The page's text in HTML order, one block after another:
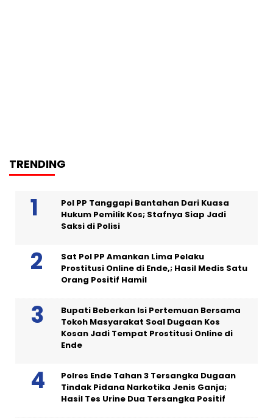
TRENDING
Pol PP Tanggapi Bantahan Dari Kuasa
Hukum Pemilik Kos; Stafnya Siap Jadi
Saksi di Polisi
Sat Pol PP Amankan Lima Pelaku
Prostitusi Online di Ende,; Hasil Medis Satu
Orang Positif Hamil
Bupati Beberkan Isi Pertemuan Bersama
Tokoh Masyarakat Soal Dugaan Kos
Kosan Jadi Tempat Prostitusi Online di
Ende
Polres Ende Tahan 3 Tersangka Dugaan
Tindak Pidana Narkotika Jenis Ganja;
Hasil Tes Urine Dua Tersangka Positif